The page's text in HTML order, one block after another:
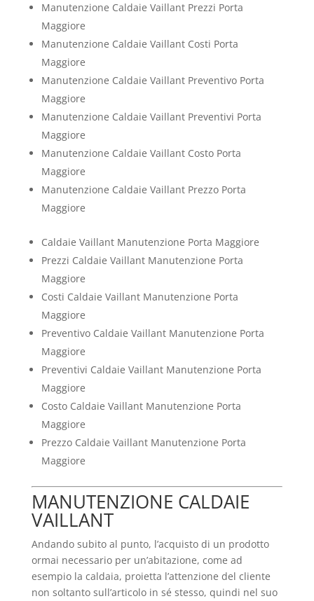
Manutenzione Caldaie Vaillant Prezzi Porta
Maggiore
Manutenzione Caldaie Vaillant Costi Porta
Maggiore
Manutenzione Caldaie Vaillant Preventivo Porta
Maggiore
Manutenzione Caldaie Vaillant Preventivi Porta
Maggiore
Manutenzione Caldaie Vaillant Costo Porta
Maggiore
Manutenzione Caldaie Vaillant Prezzo Porta
Maggiore
Caldaie Vaillant Manutenzione Porta Maggiore
Prezzi Caldaie Vaillant Manutenzione Porta
Maggiore
Costi Caldaie Vaillant Manutenzione Porta
Maggiore
Preventivo Caldaie Vaillant Manutenzione Porta
Maggiore
Preventivi Caldaie Vaillant Manutenzione Porta
Maggiore
Costo Caldaie Vaillant Manutenzione Porta
Maggiore
Prezzo Caldaie Vaillant Manutenzione Porta
Maggiore
MANUTENZIONE CALDAIE
VAILLANT
Andando subito al punto, l’acquisto di un prodotto
ormai necessario per un’abitazione, come ad
esempio la caldaia, proietta l’attenzione del cliente
non soltanto sull’articolo in sé stesso, quindi nel suo